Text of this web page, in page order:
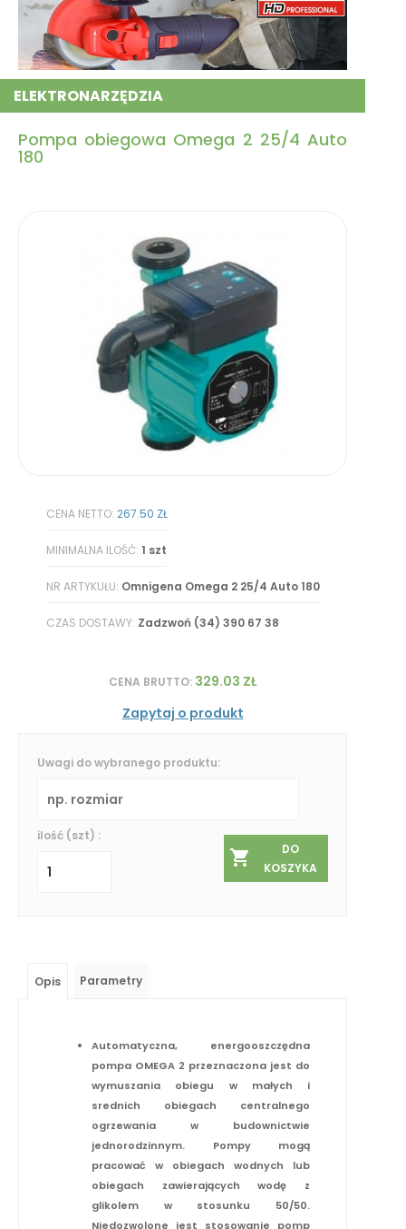
ELEKTRONARZĘDZIA
Pompa obiegowa Omega 2 25/4 Auto
180
CENA NETTO: 267.50 ZŁ
MINIMALNA ILOŚĆ: 1 szt
NR ARTYKUŁU: Omnigena Omega 2 25/4 Auto 180
CZAS DOSTAWY: Zadzwoń (34) 390 67 38
CENA BRUTTO: 329.03 ZŁ
Zapytaj o produkt
Uwagi do wybranego produktu:
ilość (szt) :
DO
KOSZYKA
Opis Parametry
Automatyczna, energooszczędna
pompa OMEGA 2 przeznaczona jest do
wymuszania obiegu w małych i
srednich obiegach centralnego
ogrzewania w budownictwie
jednorodzinnym. Pompy mogą
pracować w obiegach wodnych lub
obiegach zawierających wodę z
glikolem w stosunku 50/50.
Niedozwolone jest stosowanie pomp